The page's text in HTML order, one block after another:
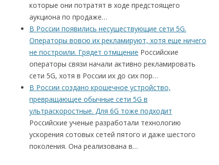
которые они потратят в ходе предстоящего
аукциона по продаже…
В России появились несуществующие сети 5G.
Операторы вовсю их рекламируют, хотя еще ничего
не построили. Грядет отмщение Российские
операторы связи начали активно рекламировать
сети 5G, хотя в России их до сих пор…
В России создано крошечное устройство,
превращающее обычные сети 5G в
ультраскоростные. Для 6G тоже подходит
Российские ученые разработали технологию
ускорения сотовых сетей пятого и даже шестого
поколения. Она реализована в…